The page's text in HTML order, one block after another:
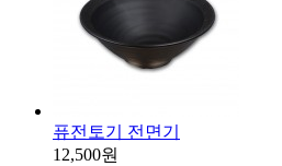
퓨전토기 전면기
12,500원